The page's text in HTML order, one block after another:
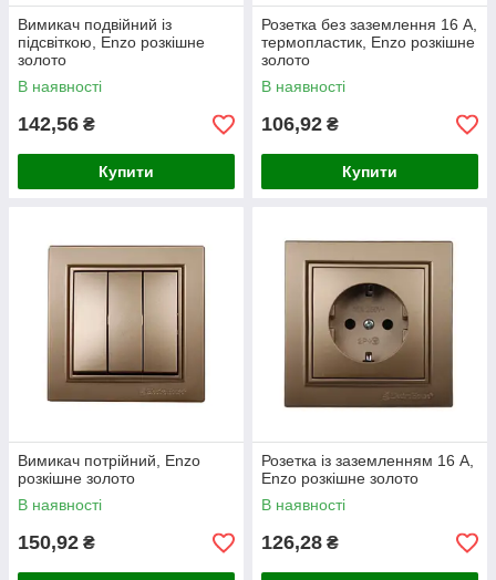
Вимикач подвійний із
підсвіткою, Enzo розкішне
золото
В наявності
142,56 ₴
Купити
Розетка без заземлення 16 А,
термопластик, Enzo розкішне
золото
В наявності
106,92 ₴
Купити
Вимикач потрійний, Enzo
розкішне золото
В наявності
150,92 ₴
Розетка із заземленням 16 А,
Enzo розкішне золото
В наявності
126,28 ₴